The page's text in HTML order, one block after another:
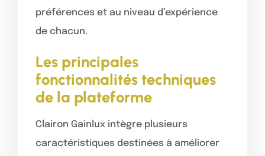
préférences et au niveau d’expérience
de chacun.
Les principales
fonctionnalités techniques
de la plateforme
Clairon Gainlux intègre plusieurs
caractéristiques destinées à améliorer